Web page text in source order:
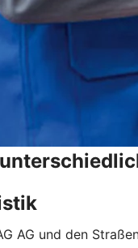
AG und den